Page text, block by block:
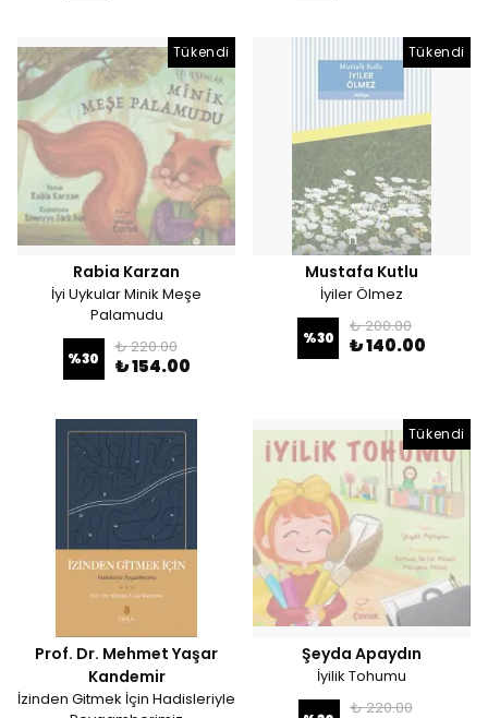
Tükendi
Rabia Karzan
İyi Uykular Minik Meşe
Palamudu
%30
₺ 220.00
₺ 154.00
Tükendi
Mustafa Kutlu
İyiler Ölmez
%30
₺ 200.00
₺ 140.00
Prof. Dr. Mehmet Yaşar
Kandemir
İzinden Gitmek İçin Hadisleriyle
Tükendi
Şeyda Apaydın
İyilik Tohumu
₺ 220.00